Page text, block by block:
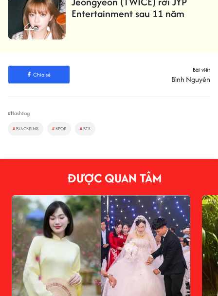
Entertainment sau 11 năm
Chia sẻ
Bài viết
Bình Nguyên
#Hashtag
# BLACKPINK # KPOP # BTS
ĐƯỢC QUAN TÂM